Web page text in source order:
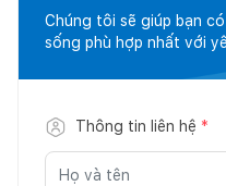
Chúng tôi sẽ giúp bạn
sống phù hợp nhất với
Thông tin liên hệ *